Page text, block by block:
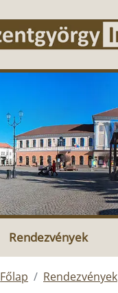
Rendezvények
Főlap Rendezvények